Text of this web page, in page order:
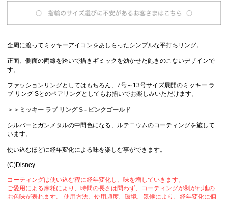
全周に渡ってミッキーアイコンをあしらったシンプルな平打ちリング。
正面、側面の両線を跨いで描きギミックを効かせた飽きのこないデザインで
す。
ファッションリングとしてはもちろん、7号～13号サイズ展開のミッキー ラ
ブ リング Sとのペアリングとしてもお揃いでお楽しみいただけます。
＞＞ミッキー ラブ リング S - ピンクゴールド
シルバーとガンメタルの中間色になる、ルテニウムのコーティングを施して
います。
使い込むほどに経年変化による味を楽しむ事ができます。
(C)Disney
コーティングは使い込む程に経年変化し、味を増していきます。
ご愛用による摩耗により、時間の長さは問わず、コーティングが剥がれ地の
お色味が表れます。 使用方法、使用頻度、環境、気候により、経年変化に個